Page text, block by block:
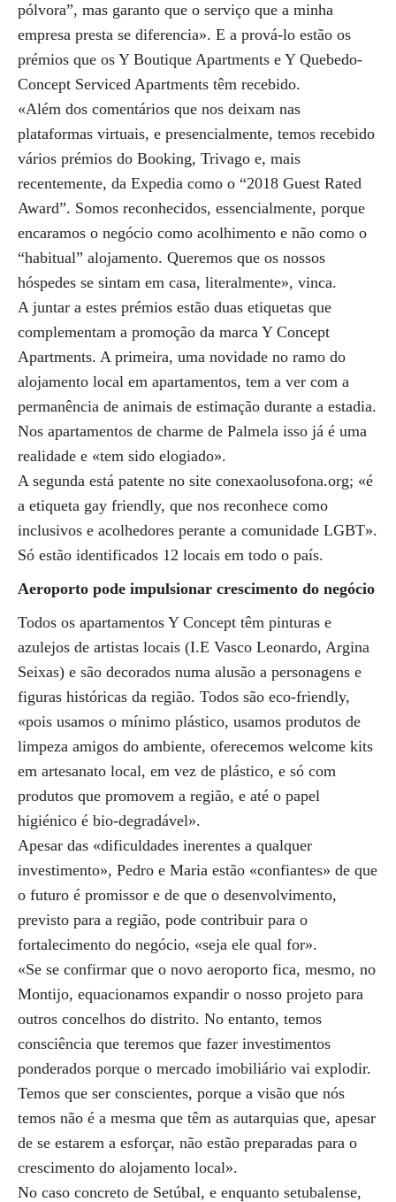
pólvora”, mas garanto que o serviço que a minha
empresa presta se diferencia». E a prová-lo estão os
prémios que os Y Boutique Apartments e Y Quebedo-
Concept Serviced Apartments têm recebido.
«Além dos comentários que nos deixam nas
plataformas virtuais, e presencialmente, temos recebido
vários prémios do Booking, Trivago e, mais
recentemente, da Expedia como o “2018 Guest Rated
Award”. Somos reconhecidos, essencialmente, porque
encaramos o negócio como acolhimento e não como o
“habitual” alojamento. Queremos que os nossos
hóspedes se sintam em casa, literalmente», vinca.
A juntar a estes prémios estão duas etiquetas que
complementam a promoção da marca Y Concept
Apartments. A primeira, uma novidade no ramo do
alojamento local em apartamentos, tem a ver com a
permanência de animais de estimação durante a estadia.
Nos apartamentos de charme de Palmela isso já é uma
realidade e «tem sido elogiado».
A segunda está patente no site conexaolusofona.org; «é
a etiqueta gay friendly, que nos reconhece como
inclusivos e acolhedores perante a comunidade LGBT».
Só estão identificados 12 locais em todo o país.
Aeroporto pode impulsionar crescimento do negócio
Todos os apartamentos Y Concept têm pinturas e
azulejos de artistas locais (I.E Vasco Leonardo, Argina
Seixas) e são decorados numa alusão a personagens e
figuras históricas da região. Todos são eco-friendly,
«pois usamos o mínimo plástico, usamos produtos de
limpeza amigos do ambiente, oferecemos welcome kits
em artesanato local, em vez de plástico, e só com
produtos que promovem a região, e até o papel
higiénico é bio-degradável».
Apesar das «dificuldades inerentes a qualquer
investimento», Pedro e Maria estão «confiantes» de que
o futuro é promissor e de que o desenvolvimento,
previsto para a região, pode contribuir para o
fortalecimento do negócio, «seja ele qual for».
«Se se confirmar que o novo aeroporto fica, mesmo, no
Montijo, equacionamos expandir o nosso projeto para
outros concelhos do distrito. No entanto, temos
consciência que teremos que fazer investimentos
ponderados porque o mercado imobiliário vai explodir.
Temos que ser conscientes, porque a visão que nós
temos não é a mesma que têm as autarquias que, apesar
de se estarem a esforçar, não estão preparadas para o
crescimento do alojamento local».
No caso concreto de Setúbal, e enquanto setubalense,